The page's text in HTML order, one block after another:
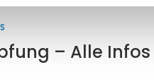
– Alle Infos